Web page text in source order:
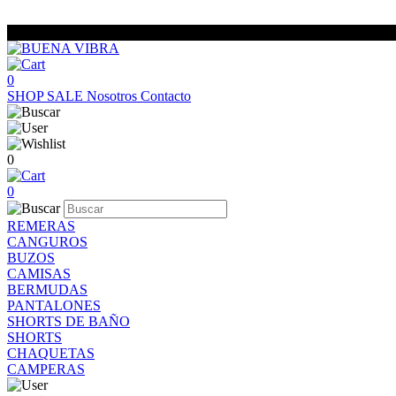
0
SHOP SALE Nosotros Contacto
0
0
REMERAS
CANGUROS
BUZOS
CAMISAS
BERMUDAS
PANTALONES
SHORTS DE BAÑO
SHORTS
CHAQUETAS
CAMPERAS